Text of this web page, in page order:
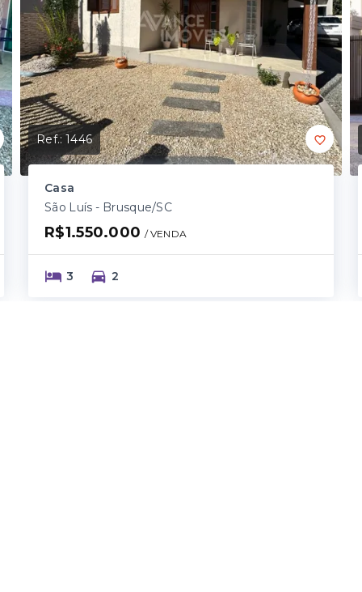
Ref.:1446
Casa
São Luís - Brusque/SC
R$1.550.000 / VENDA
3 2